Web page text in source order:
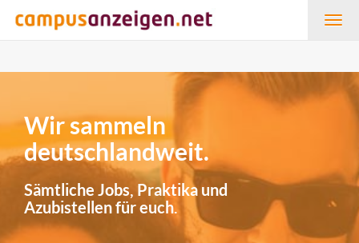
Wir sammeln
deutschlandweit.
Sämtliche Jobs, Praktika und
Azubistellen für euch.